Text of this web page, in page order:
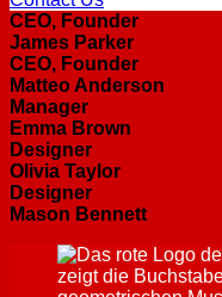
CEO, Founder
James Parker
CEO, Founder
Matteo Anderson
Manager
Emma Brown
Designer
Olivia Taylor
Designer
Mason Bennett